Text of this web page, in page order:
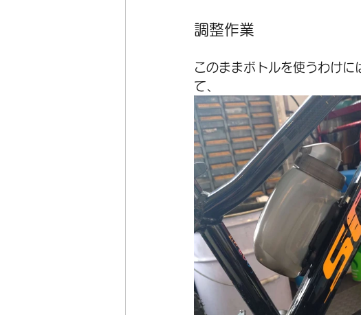
調整作業
このままボトルを使うわけ
て、